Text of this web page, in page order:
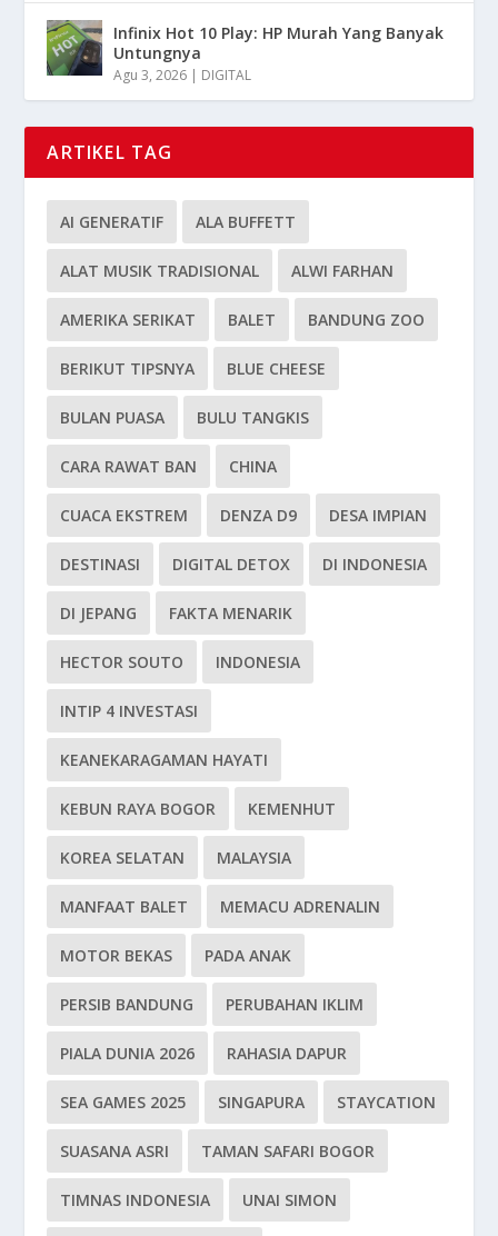
Infinix Hot 10 Play: HP Murah Yang Banyak
Untungnya
Agu 3, 2026 | DIGITAL
ARTIKEL TAG
AI GENERATIF ALA BUFFETT
ALAT MUSIK TRADISIONAL ALWI FARHAN
AMERIKA SERIKAT BALET BANDUNG ZOO
BERIKUT TIPSNYA BLUE CHEESE
BULAN PUASA BULU TANGKIS
CARA RAWAT BAN CHINA
CUACA EKSTREM DENZA D9 DESA IMPIAN
DESTINASI DIGITAL DETOX DI INDONESIA
DI JEPANG FAKTA MENARIK
HECTOR SOUTO INDONESIA
INTIP 4 INVESTASI
KEANEKARAGAMAN HAYATI
KEBUN RAYA BOGOR KEMENHUT
KOREA SELATAN MALAYSIA
MANFAAT BALET MEMACU ADRENALIN
MOTOR BEKAS PADA ANAK
PERSIB BANDUNG PERUBAHAN IKLIM
PIALA DUNIA 2026 RAHASIA DAPUR
SEA GAMES 2025 SINGAPURA STAYCATION
SUASANA ASRI TAMAN SAFARI BOGOR
TIMNAS INDONESIA UNAI SIMON